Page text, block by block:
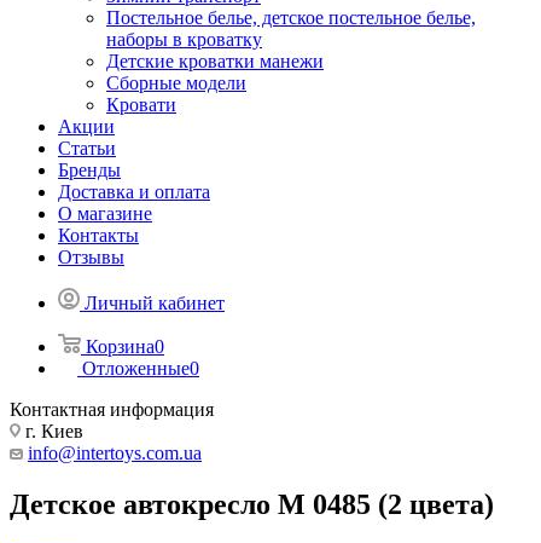
Постельное белье, детское постельное белье,
наборы в кроватку
Детские кроватки манежи
Сборные модели
Кровати
Акции
Статьи
Бренды
Доставка и оплата
О магазине
Контакты
Отзывы
Личный кабинет
Корзина0
Отложенные0
Контактная информация
г. Киев
info@intertoys.com.ua
Детское автокресло M 0485 (2 цвета)